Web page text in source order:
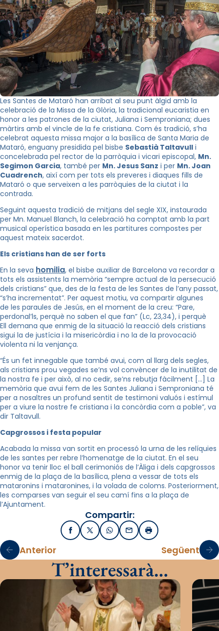
Les Santes de Mataró han arribat al seu punt àlgid amb la
celebració de la Missa de la Glòria, la tradicional eucaristia en
honor a les patrones de la ciutat, Juliana i Semproniana; dues
màrtirs amb el vincle de la fe cristiana. Com és tradició, s’ha
celebrat aquesta missa major a la basílica de Santa Maria de
Mataró, enguany presidida pel bisbe Sebastià Taltavull i
concelebrada pel rector de la parròquia i vicari episcopal, Mn.
Segimon Garcia, també per Mn. Jesus Sanz i per Mn. Joan
Cuadrench, així com per tots els preveres i diaques fills de
Mataró o que serveixen a les parròquies de la ciutat i la
contrada.
Seguint aquesta tradició de mitjans del segle XIX, instaurada
per Mn. Manuel Blanch, la celebració ha comptat amb la part
musical operística basada en les partitures compostes per
aquest mateix sacerdot.
Els cristians han de ser forts
En la seva homilia, el bisbe auxiliar de Barcelona va recordar a
tots els assistents la memòria “sempre actual de la persecució
dels cristians” que, des de la festa de les Santes de l’any passat,
“s’ha incrementat”. Per aquest motiu, va compartir algunes
de les paraules de Jesús, en el moment de la creu: “Pare,
perdonal’ls, perquè no saben el que fan” (Lc, 23,34), i perquè
Ell demana que enmig de la situació la reacció dels cristians
sigui la de justícia i la misericòrdia i no la de la provocació
violenta ni la venjança.
“És un fet innegable que també avui, com al llarg dels segles,
als cristians prou vegades se’ns vol convèncer de la inutilitat de
la nostra fe i per això, al no cedir, se’ns rebutja fàcilment […] La
memòria que avui fem de les Santes Juliana i Semproniana té
per a nosaltres un profund sentit de testimoni valuós i estímul
per a viure la nostre fe cristiana i la concòrdia com a poble”, va
dir Taltavull.
Capgrossos i festa popular
Acabada la missa van sortit en processó la urna de les relíquies
de les santes per rebre l’homenatge de la ciutat. En el seu
honor va tenir lloc el ball cerimoniós de l’Àliga i dels capgrossos
enmig de la plaça de la basílica, plena a vessar de tots els
mataronins i mataronines, i la volada de coloms. Posteriorment,
les comparses van seguir el seu camí fins a la plaça de
l’Ajuntament.
Compartir:
FacebookX / TwitterWhatsApp
EmailImprimir
Anterior Següent
T’interessarà…